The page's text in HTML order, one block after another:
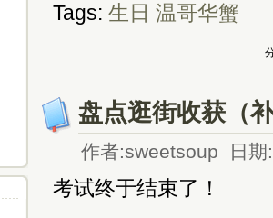
Tags: 生日 温哥华蟹
盘点逛街收获（
作者:sweetsoup 日期
考试终于结束了！